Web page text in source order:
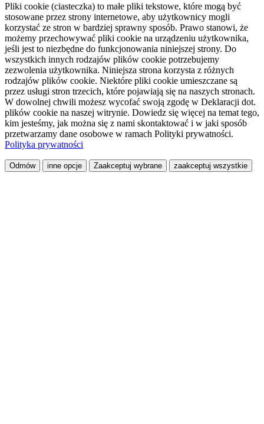
Pliki cookie (ciasteczka) to małe pliki tekstowe, które mogą być
stosowane przez strony internetowe, aby użytkownicy mogli
korzystać ze stron w bardziej sprawny sposób. Prawo stanowi, że
możemy przechowywać pliki cookie na urządzeniu użytkownika,
jeśli jest to niezbędne do funkcjonowania niniejszej strony. Do
wszystkich innych rodzajów plików cookie potrzebujemy
zezwolenia użytkownika. Niniejsza strona korzysta z różnych
rodzajów plików cookie. Niektóre pliki cookie umieszczane są
przez usługi stron trzecich, które pojawiają się na naszych stronach.
W dowolnej chwili możesz wycofać swoją zgodę w Deklaracji dot.
plików cookie na naszej witrynie. Dowiedz się więcej na temat tego,
kim jesteśmy, jak można się z nami skontaktować i w jaki sposób
przetwarzamy dane osobowe w ramach Polityki prywatności.
Polityka prywatności
Odmów inne opcje Zaakceptuj wybrane zaakceptuj wszystkie